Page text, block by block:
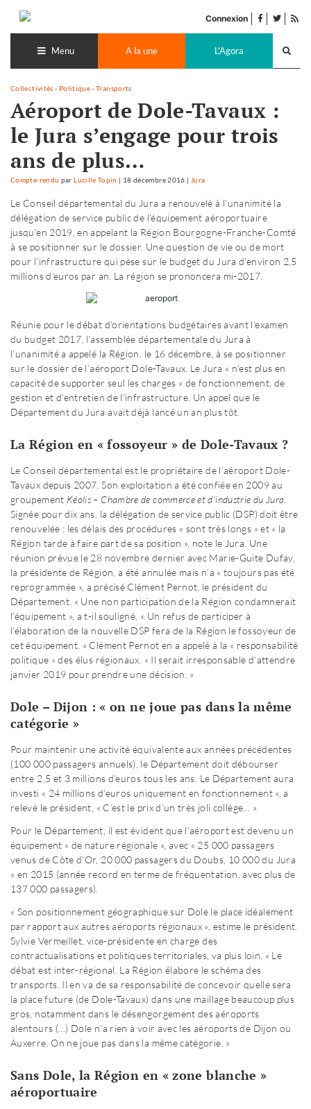
contenu
Connexion facebook
twitter
Menu A la une L'Agora
Collectivités - Politique-Transports
Aéroport de Dole-Tavaux :
le Jura s’engage pour trois
ans de plus…
Compte-rendu parLucille Topin | 18 décembre 2016 | Jura
Le Conseil départemental du Jura a renouvelé à l’unanimité la
délégation de service public de l’équipement aéroportuaire
jusqu'en 2019, en appelant la Région Bourgogne-Franche-Comté
à se positionner sur le dossier. Une question de vie ou de mort
pour l’infrastructure qui pèse sur le budget du Jura d'environ 2,5
millions d’euros par an. La région se prononcera mi-2017.
Réunie pour le débat d’orientations budgétaires avant l’examen
du budget 2017, l’assemblée départementale du Jura à
l’unanimité a appelé la Région, le 16 décembre, à se positionner
sur le dossier de l’aéroport Dole-Tavaux. Le Jura « n’est plus en
capacité de supporter seul les charges » de fonctionnement, de
gestion et d’entretien de l’infrastructure. Un appel que le
Département du Jura avait déjà lancé un an plus tôt.
La Région en « fossoyeur » de Dole-Tavaux ?
Le Conseil départemental est le propriétaire de l’aéroport Dole-
Tavaux depuis 2007. Son exploitation a été confiée en 2009 au
groupement Kéolis – Chambre de commerce et d’industrie du Jura
Signée pour dix ans, la délégation de service public (DSP) doit être
renouvelée : les délais des procédures « sont très longs » et « la
Région tarde à faire part de sa position », note le Jura. Une
réunion prévue le 28 novembre dernier avec Marie-Guite Dufay,
la présidente de Région, a été annulée mais n’a « toujours pas été
reprogrammée », a précisé Clément Pernot, le président du
Département. « Une non participation de la Région condamnerait
l’équipement », a t-il souligné. « Un refus de participer à
l’élaboration de la nouvelle DSP fera de la Région le fossoyeur de
cet équipement. » Clément Pernot en a appelé à la « responsabilité
politique » des élus régionaux. « Il serait irresponsable d’attendre
janvier 2019 pour prendre une décision. »
Dole – Dijon : « on ne joue pas dans la même
catégorie »
Pour maintenir une activité équivalente aux années précédentes
(100 000 passagers annuels), le Département doit débourser
entre 2,5 et 3 millions d’euros tous les ans. Le Département aura
investi « 24 millions d’euros uniquement en fonctionnement », a
relevé le président, « C’est le prix d’un très joli collège… »
Pour le Département, il est évident que l’aéroport est devenu un
équipement « de nature régionale », avec « 25 000 passagers
venus de Côte d’Or, 20 000 passagers du Doubs, 10 000 du Jura
» en 2015 (année record en terme de fréquentation, avec plus de
137 000 passagers).
« Son positionnement géographique sur Dole le place idéalement
par rapport aux autres aéroports régionaux », estime le président.
Sylvie Vermeillet, vice-présidente en charge des
contractualisations et politiques territoriales, va plus loin. « Le
débat est inter-régional. La Région élabore le schéma des
transports. Il en va de sa responsabilité de concevoir quelle sera
la place future (de Dole-Tavaux) dans une maillage beaucoup plus
gros, notamment dans le désengorgement des aéroports
alentours (…) Dole n’a rien à voir avec les aéroports de Dijon ou
Auxerre. On ne joue pas dans la même catégorie. »
Sans Dole, la Région en « zone blanche »
aéroportuaire